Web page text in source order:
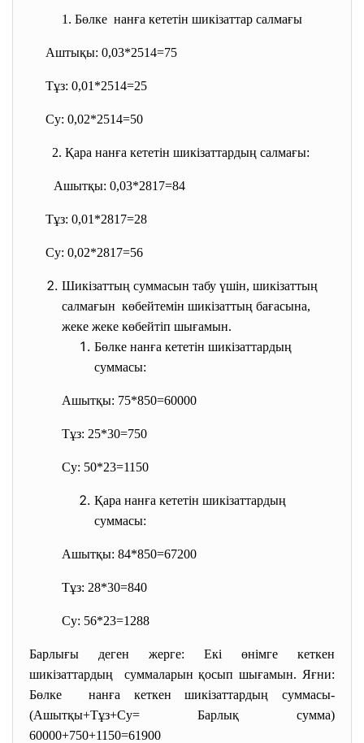
1. Бөлке нанға кететін шикізаттар салмағы
Аштықы: 0,03*2514=75
Тұз: 0,01*2514=25
Су: 0,02*2514=50
2. Қара нанға кететін шикізаттардың салмағы:
Ашытқы: 0,03*2817=84
Тұз: 0,01*2817=28
Су: 0,02*2817=56
Шикізаттың суммасын табу үшін, шикізаттың
салмағын көбейтемін шикізаттың бағасына,
жеке жеке көбейтіп шығамын.
Бөлке нанға кететін шикізаттардың
суммасы:
Ашытқы: 75*850=60000
Тұз: 25*30=750
Су: 50*23=1150
Қара нанға кететін шикізаттардың
суммасы:
Ашытқы: 84*850=67200
Тұз: 28*30=840
Су: 56*23=1288
Барлығы деген жерге: Екі өнімге кеткен
шикізаттардың суммаларын қосып шығамын. Яғни:
Бөлке нанға кеткен шикізаттардың суммасы-
(Ашытқы+Тұз+Су= Барлық сумма)
60000+750+1150=61900